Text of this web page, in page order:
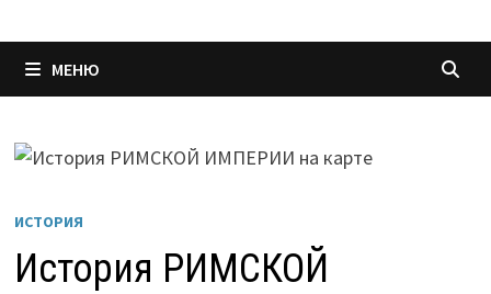
МЕНЮ
ИСТОРИЯ
История РИМСКОЙ